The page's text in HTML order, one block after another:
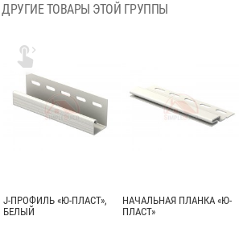
ДРУГИЕ ТОВАРЫ ЭТОЙ ГРУППЫ
J-ПРОФИЛЬ «Ю-ПЛАСТ»,
БЕЛЫЙ
НАЧАЛЬНАЯ ПЛАНКА «Ю-
ПЛАСТ»
